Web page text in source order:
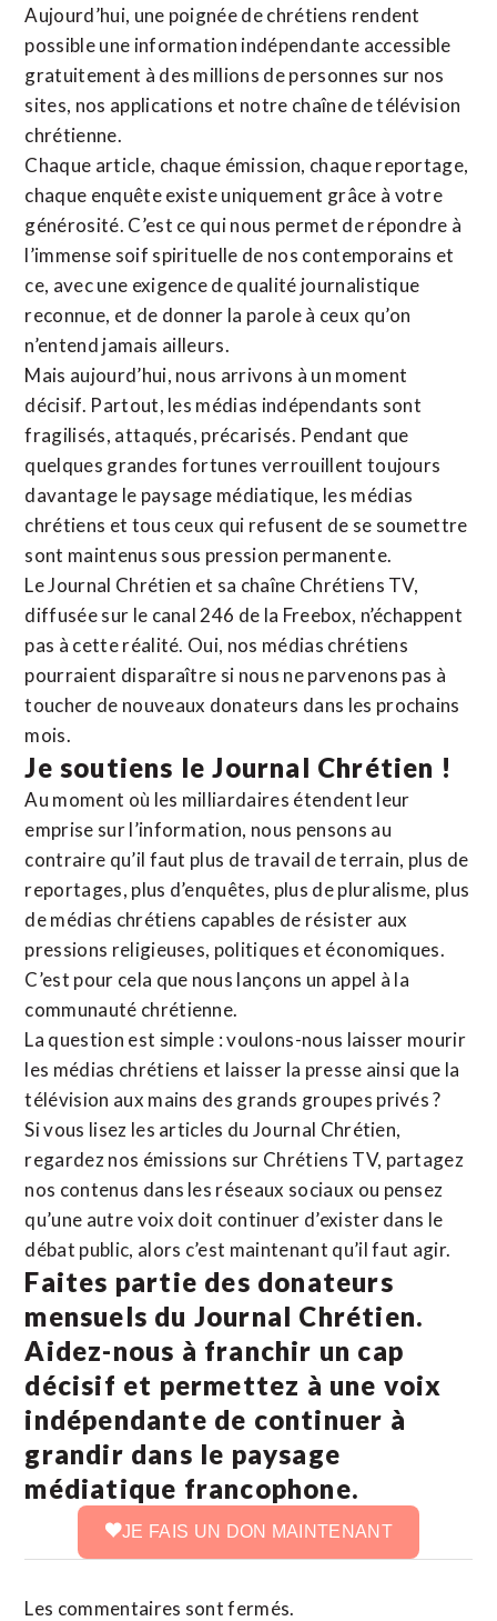
Aujourd’hui, une poignée de chrétiens rendent
possible une information indépendante accessible
gratuitement à des millions de personnes sur nos
sites, nos applications et notre chaîne de télévision
chrétienne.
Chaque article, chaque émission, chaque reportage,
chaque enquête existe uniquement grâce à votre
générosité. C’est ce qui nous permet de répondre à
l’immense soif spirituelle de nos contemporains et
ce, avec une exigence de qualité journalistique
reconnue, et de donner la parole à ceux qu’on
n’entend jamais ailleurs.
Mais aujourd’hui, nous arrivons à un moment
décisif. Partout, les médias indépendants sont
fragilisés, attaqués, précarisés. Pendant que
quelques grandes fortunes verrouillent toujours
davantage le paysage médiatique, les médias
chrétiens et tous ceux qui refusent de se soumettre
sont maintenus sous pression permanente.
Le Journal Chrétien et sa chaîne Chrétiens TV,
diffusée sur le canal 246 de la Freebox, n’échappent
pas à cette réalité. Oui, nos médias chrétiens
pourraient disparaître si nous ne parvenons pas à
toucher de nouveaux donateurs dans les prochains
mois.
Je soutiens le Journal Chrétien !
Au moment où les milliardaires étendent leur
emprise sur l’information, nous pensons au
contraire qu’il faut plus de travail de terrain, plus de
reportages, plus d’enquêtes, plus de pluralisme, plus
de médias chrétiens capables de résister aux
pressions religieuses, politiques et économiques.
C’est pour cela que nous lançons un appel à la
communauté chrétienne.
La question est simple : voulons-nous laisser mourir
les médias chrétiens et laisser la presse ainsi que la
télévision aux mains des grands groupes privés ?
Si vous lisez les articles du Journal Chrétien,
regardez nos émissions sur Chrétiens TV, partagez
nos contenus dans les réseaux sociaux ou pensez
qu’une autre voix doit continuer d’exister dans le
débat public, alors c’est maintenant qu’il faut agir.
Faites partie des donateurs
mensuels du Journal Chrétien.
Aidez-nous à franchir un cap
décisif et permettez à une voix
indépendante de continuer à
grandir dans le paysage
médiatique francophone.
JE FAIS UN DON MAINTENANT
Les commentaires sont fermés.